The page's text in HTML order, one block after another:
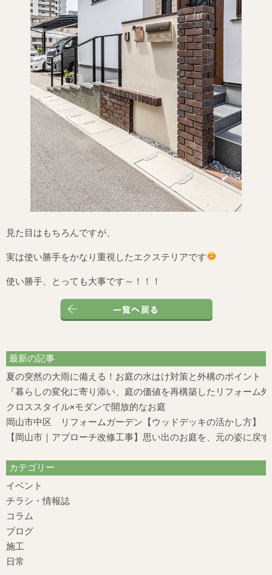
見た目はもちろんですが、
実は使い勝手をかなり重視したエクステリアです
使い勝手、とっても大事です～！！！
最新の記事
夏の突然の大雨に備える！お庭の水はけ対策と外構のポイント
『暮らしの変化に寄り添い、庭の価値を再構築したリフォーム
クロススタイル×モダンで開放的なお庭
岡山市中区 リフォームガーデン【ウッドデッキの活かし方】
【岡山市｜アプローチ改修工事】思い出のお庭を、元の姿に戻
カテゴリー
イベント
チラシ・情報誌
コラム
ブログ
施工
日常